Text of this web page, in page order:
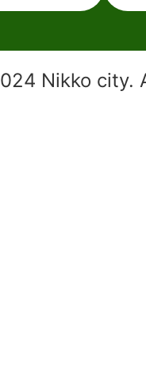
Nikko city.